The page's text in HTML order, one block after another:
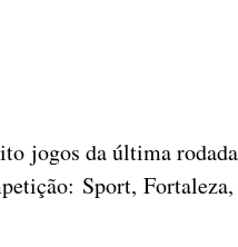
jogos da última
Sport,